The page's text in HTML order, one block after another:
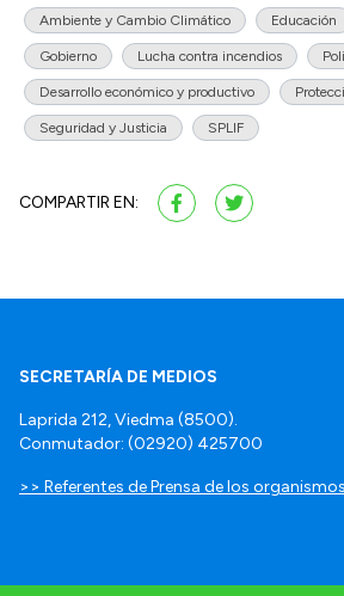
Ambiente y Cambio Climático Educación
Gobierno Lucha contra incendios
Desarrollo económico y productivo
Seguridad y Justicia SPLIF
COMPARTIR EN:
SECRETARÍA DE MEDIOS
Laprida 212, Viedma (8500).
Conmutador: (02920) 425700
>> Referentes de Prensa de los